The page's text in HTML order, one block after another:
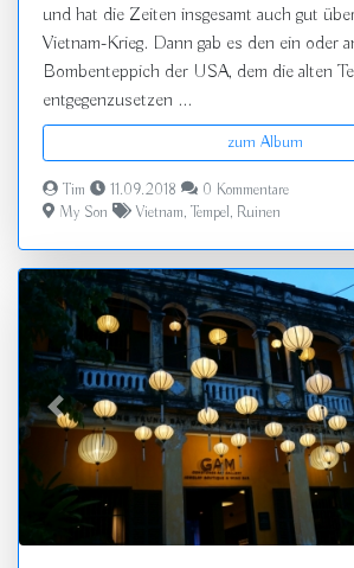
und hat die Zeiten insgesamt auch gut
Vietnam-Krieg. Dann gab es den ein oder
Bombenteppich der USA, dem die alten
entgegenzusetzen ...
zum Album
Tim 11.09.2018
0 Kommentare
My Son
Vietnam, Tempel, Ruinen
zurück